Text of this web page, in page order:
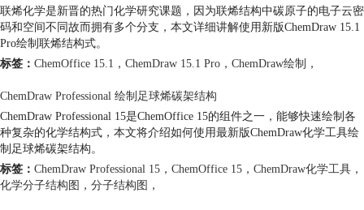
联烯化学是新晋的热门化学研究课题，因为联烯结构中碳原子的电子云密
码和空间不同故而拥有多个分支，本文详细讲解使用新版ChemDraw 15.1
Pro绘制联烯结构式。
标签： ChemOffice 15.1 ， ChemDraw 15.1 Pro ， ChemDraw绘制 ，
ChemDraw Professional 绘制足球烯碳架结构
ChemDraw Professional 15是ChemOffice 15的组件之一，能够快速绘制各
种复杂的化学结构式，本文将介绍如何使用最新版ChemDraw化学工具绘
制足球烯碳架结构。
标签： ChemDraw Professional 15 ， ChemOffice 15 ， ChemDraw化学工具 ，
化学分子结构图 ， 分子结构图 ，